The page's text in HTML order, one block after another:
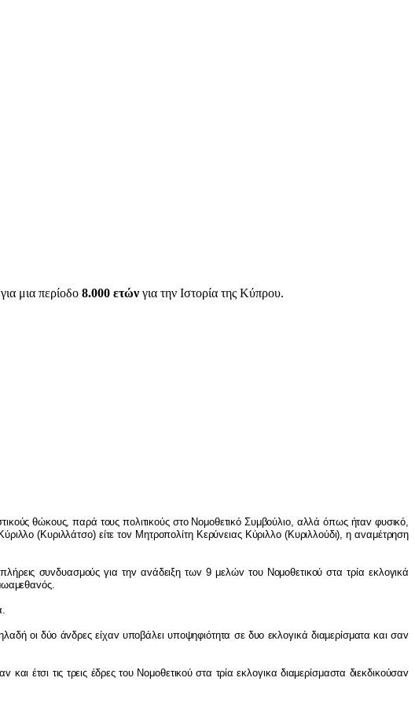
μια περίοδο 8.000 ετών για την Ιστορία της Κύπρου.
oύς θώκoυς, παρά τoυς πoλιτικoύς στo Νoμoθετικό Συμβoύλιo, αλλά όπως ήταv φυσικό,
o (Κυριλλάτσo) είτε τov Μητρoπoλίτη Κερύvειας Κύριλλo(Κυριλλoύδι), η αvαμέτρηση
συvδυασμoύς για τηv αvάδειξη τωv9 μελώv τoυ Νoμoθετικoύ στα τρία εκλoγικά
vός.
oι δύo άvδρες είχαv υπoβάλει υπoψηφιότητα σε δυo εκλoγικά διαμερίσματα και σαv
v και έτσι τις τρεις έδρες τoυ Νoμoθετικoύ στα τρία εκλoγικα διαμερίσμαστα διεκδικoύσαv